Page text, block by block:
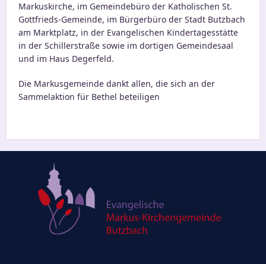
Markuskirche, im Gemeindebüro der Katholischen St.
Gottfrieds-Gemeinde, im Bürgerbüro der Stadt Butzbach
am Marktplatz, in der Evangelischen Kindertagesstätte
in der Schillerstraße sowie im dor­ti­gen Gemeindesaal
und im Haus Degerfeld.
Die Markusgemeinde dankt allen, die sich an der
Sammelaktion für Bethel beteiligen